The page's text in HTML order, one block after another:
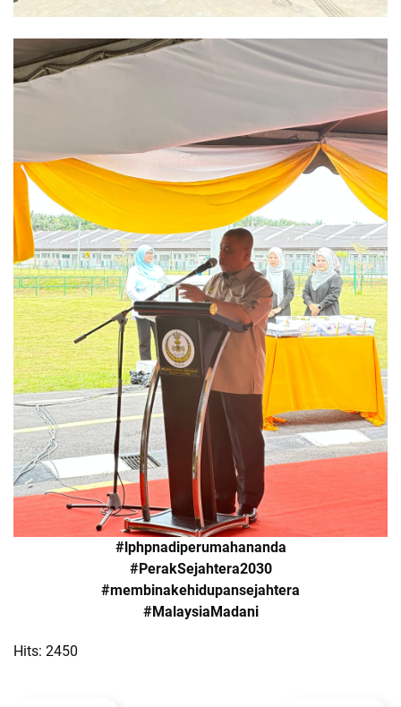
#lphpnadiperumahananda
#PerakSejahtera2030
#membinakehidupansejahtera
#MalaysiaMadani
Hits: 2450